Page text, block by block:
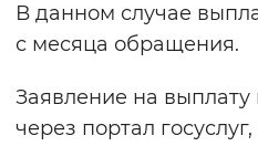
В данном случае
с месяца обращения.
Заявление на
через портал